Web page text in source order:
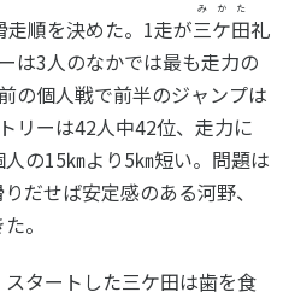
―スポーツ政策の『卵』 ―
順を決めた。 1走が三ケ田
みかた
礼
は3人のなかでは最も走力の
の個人戦で前半のジャンプは
リーは42人中42位、走力に
の15㎞より5㎞短い。問題は
だせば安定感のある河野、
。
タートした三ケ田は歯を食